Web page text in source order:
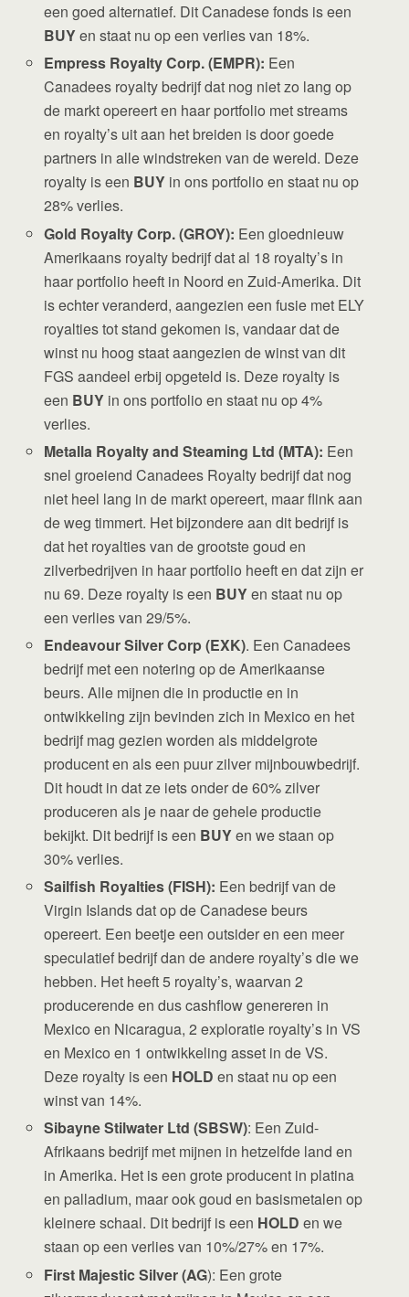
een goed alternatief. Dit Canadese fonds is een
BUYen staat nu op een verlies van 18%.
Empress Royalty Corp. (EMPR): Een
Canadees royalty bedrijf dat nog niet zo lang op
de markt opereert en haar portfolio met streams
en royalty’s uit aan het breiden is door goede
partners in alle windstreken van de wereld. Deze
royalty is een BUY in ons portfolio en staat nu op
28% verlies.
Gold Royalty Corp. (GROY): Een gloednieuw
Amerikaans royalty bedrijf dat al 18 royalty’s in
haar portfolio heeft in Noord en Zuid-Amerika. Dit
is echter veranderd, aangezien een fusie met ELY
royalties tot stand gekomen is, vandaar dat de
winst nu hoog staat aangezien de winst van dit
FGS aandeel erbij opgeteld is. Deze royalty is
een BUY in ons portfolio en staat nu op 4%
verlies.
Metalla Royalty and Steaming Ltd (MTA): Een
snel groeiend Canadees Royalty bedrijf dat nog
niet heel lang in de markt opereert, maar flink aan
de weg timmert. Het bijzondere aan dit bedrijf is
dat het royalties van de grootste goud en
zilverbedrijven in haar portfolio heeft en dat zijn er
nu 69. Deze royalty is een BUYen staat nu op
een verlies van 29/5%.
Endeavour Silver Corp (EXK). Een Canadees
bedrijf met een notering op de Amerikaanse
beurs. Alle mijnen die in productie en in
ontwikkeling zijn bevinden zich in Mexico en het
bedrijf mag gezien worden als middelgrote
producent en als een puur zilver mijnbouwbedrijf.
Dit houdt in dat ze iets onder de 60% zilver
produceren als je naar de gehele productie
bekijkt. Dit bedrijf is een BUYen we staan op
30% verlies.
Sailfish Royalties (FISH): Een bedrijf van de
Virgin Islands dat op de Canadese beurs
opereert. Een beetje een outsider en een meer
speculatief bedrijf dan de andere royalty’s die we
hebben. Het heeft 5 royalty’s, waarvan 2
producerende en dus cashflow genereren in
Mexico en Nicaragua, 2 exploratie royalty’s in VS
en Mexico en 1 ontwikkeling asset in de VS.
Deze royalty is een HOLDen staat nu op een
winst van 14%.
Sibayne Stilwater Ltd (SBSW): Een Zuid-
Afrikaans bedrijf met mijnen in hetzelfde land en
in Amerika. Het is een grote producent in platina
en palladium, maar ook goud en basismetalen op
kleinere schaal. Dit bedrijf is een HOLD en we
staan op een verlies van 10%/27% en 17%.
First Majestic Silver(AG): Een grote